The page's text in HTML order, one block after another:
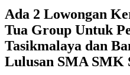
Ada 2 Lowongan
Tua Group Untuk
Tasikmalaya dan
Lulusan SMA SMK